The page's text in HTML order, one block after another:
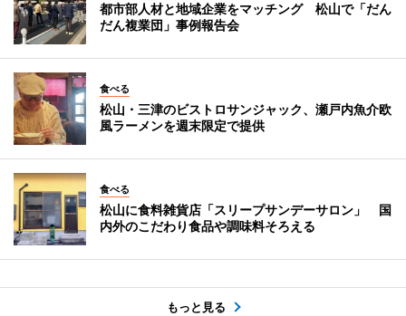
都市部人材と地域企業をマッチング 松山で「だん
だん複業団」事例報告会
食べる
松山・三津のビストロサンジャック、瀬戸内魚介欧
風ラーメンを週末限定で提供
食べる
松山に食料雑貨店「スリープサンデーサロン」 国
内外のこだわり食品や調味料そろえる
もっと見る